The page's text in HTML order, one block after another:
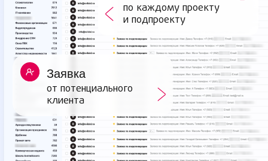
МЕНЯ РЕКОМЕНДУЮТ
ДАЖЕ КОНКУРЕНТЫ
Клиенты передают меня как
специалиста из рук в руки